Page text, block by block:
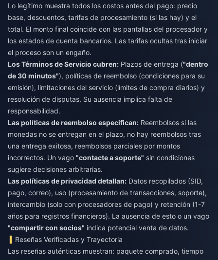
Lo legítimo muestra todos los costos antes del pago: precio
base, descuentos, tarifas de procesamiento (si las hay) y el
total. El monto final coincide con las pantallas del procesador y
los estados de cuenta bancarios. Las tarifas ocultas tras iniciar
el proceso son un engaño.
Los Términos de Servicio cubren: Plazos de entrega ("dentro
de 30 minutos"), políticas de reembolso (condiciones para su
emisión), limitaciones del servicio (límites de compra diarios) y
resolución de disputas. Su ausencia implica falta de
responsabilidad.
Las políticas de reembolso especifican: Reembolsos si las
monedas no se entregan en el plazo, no hay reembolsos tras
una entrega exitosa, reembolsos parciales por montos
incorrectos. Un vago "contacte a soporte" sin condiciones
sugiere decisiones arbitrarias.
Las políticas de privacidad detallan: Datos recopilados (SID,
pago, correo), uso (procesamiento de transacciones, soporte),
intercambio (solo con procesadores de pago) y retención (1-7
años para registros financieros). La ausencia de esto o un vago
"compartir con socios" indica potencial venta de datos.
Reseñas Verificadas y Trayectoria
Las reseñas auténticas muestran: paquete comprado, tiempo